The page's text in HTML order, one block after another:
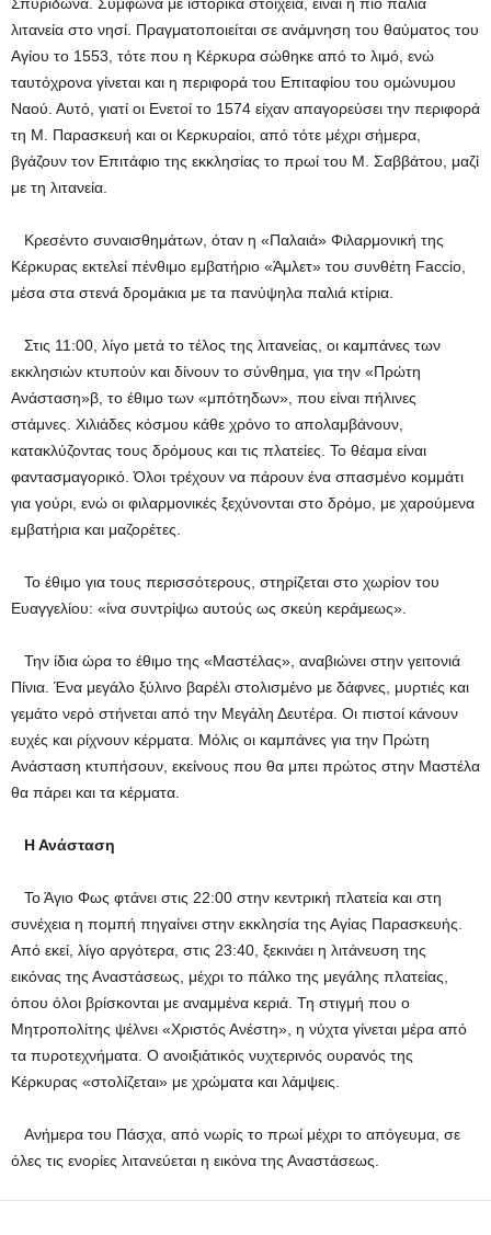
λιτανεία στο νησί. Πραγματοποιείται σε ανάμνηση του θαύματος του
Αγίου το 1553, τότε που η Κέρκυρα σώθηκε από το λιμό, ενώ
ταυτόχρονα γίνεται και η περιφορά του Επιταφίου του ομώνυμου
Ναού. Αυτό, γιατί οι Ενετοί το 1574 είχαν απαγορεύσει την περιφορά
τη Μ. Παρασκευή και οι Κερκυραίοι, από τότε μέχρι σήμερα,
βγάζουν τον Επιτάφιο της εκκλησίας το πρωί του Μ. Σαββάτου, μαζί
με τη λιτανεία.
Κρεσέντο συναισθημάτων, όταν η «Παλαιά» Φιλαρμονική της
Κέρκυρας εκτελεί πένθιμο εμβατήριο «Άμλετ» του συνθέτη Faccio,
μέσα στα στενά δρομάκια με τα πανύψηλα παλιά κτίρια.
Στις 11:00, λίγο μετά το τέλος της λιτανείας, οι καμπάνες των
εκκλησιών κτυπούν και δίνουν το σύνθημα, για την «Πρώτη
Ανάσταση»β, το έθιμο των «μπότηδων», που είναι πήλινες
στάμνες. Χιλιάδες κόσμου κάθε χρόνο το απολαμβάνουν,
κατακλύζοντας τους δρόμους και τις πλατείες. Το θέαμα είναι
φαντασμαγορικό. Όλοι τρέχουν να πάρουν ένα σπασμένο κομμάτι
για γούρι, ενώ οι φιλαρμονικές ξεχύνονται στο δρόμο, με χαρούμενα
εμβατήρια και μαζορέτες.
Το έθιμο για τους περισσότερους, στηρίζεται στο χωρίον του
Ευαγγελίου: «ίνα συντρίψω αυτούς ως σκεύη κεράμεως».
Την ίδια ώρα το έθιμο της «Μαστέλας», αναβιώνει στην γειτονιά
Πίνια. Ένα μεγάλο ξύλινο βαρέλι στολισμένο με δάφνες, μυρτιές και
γεμάτο νερό στήνεται από την Μεγάλη Δευτέρα. Οι πιστοί κάνουν
ευχές και ρίχνουν κέρματα. Μόλις οι καμπάνες για την Πρώτη
Ανάσταση κτυπήσουν, εκείνους που θα μπει πρώτος στην Μαστέλα
θα πάρει και τα κέρματα.
Η Ανάσταση
Το Άγιο Φως φτάνει στις 22:00 στην κεντρική πλατεία και στη
συνέχεια η πομπή πηγαίνει στην εκκλησία της Αγίας Παρασκευής.
Από εκεί, λίγο αργότερα, στις 23:40, ξεκινάει η λιτάνευση της
εικόνας της Αναστάσεως, μέχρι το πάλκο της μεγάλης πλατείας,
όπου όλοι βρίσκονται με αναμμένα κεριά. Τη στιγμή που ο
Μητροπολίτης ψέλνει «Χριστός Ανέστη», η νύχτα γίνεται μέρα από
τα πυροτεχνήματα. Ο ανοιξιάτικός νυχτερινός ουρανός της
Κέρκυρας «στολίζεται» με χρώματα και λάμψεις.
Ανήμερα του Πάσχα, από νωρίς το πρωί μέχρι το απόγευμα, σε
όλες τις ενορίες λιτανεύεται η εικόνα της Αναστάσεως.